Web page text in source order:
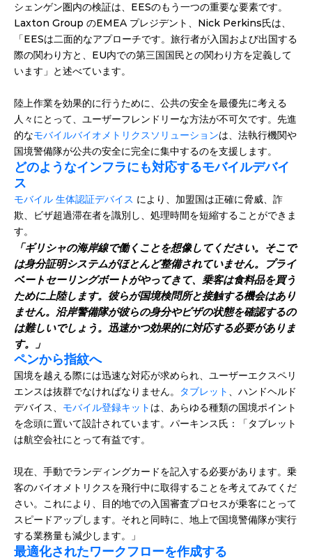
シェンゲン圏内の検証は、EESのもう一つの重要な要素です。
Laxton Group のEMEA プレジデント、Nick Perkins氏は、
「EESは二面的なアプローチです。旅行者が入国および出国する
際の関わり方と、EU内での第三国国民との関わり方を定義して
います」と述べています。
陸上作業を効果的に行うために、公共の安全を最優先に考える
人々にとって、ユーザーフレンドリーな方法が不可欠です。先進
的なモバイルバイオメトリクスソリューションは、法執行機関や
国境警備隊が公共の安全に完全に集中するのを支援します。
どのようなインフラにも対応するモバイルデバイ
ス
モバイル 生体認証デバイス により、加盟国は正確に脅威、詐
欺、ビザ超過滞在者を識別し、処理時間を短縮することができま
す。
「ギリシャの海岸線で働くことを想像してください。そこで
は身分証明システムがほとんど整備されていません。プライ
ベートセーリングボートがやってきて、乗客は食料品を買う
ために上陸します。彼らが国境検問所と接触する機会はあり
ません。沿岸警備隊が彼らの身分やビザの状態を確認するの
は難しいでしょう。迅速かつ効果的に対応する必要がありま
す。」
ペンから指紋へ
国境を越える際には迅速な対応が求められ、ユーザーエクスペリ
エンスは抜群でなければなりません。
タブレット 、ハンドヘルド
デバイス、 モバイル登録キット は、あらゆる種類の国境ポイント
を念頭に置いて設計されています。パーキンス氏：「タブレット
は航空会社にとって有益です。
現在、手動でランディングカードを記入する必要があります。乗
客のバイオメトリクスを飛行中に取得することを考えてみてくだ
さい。これにより、目的地での入国審査プロセスが乗客にとって
スピードアップします。それと同時に、地上で国境警備隊が実行
する業務量も減少します。」
最適化されたワークフローを作成する